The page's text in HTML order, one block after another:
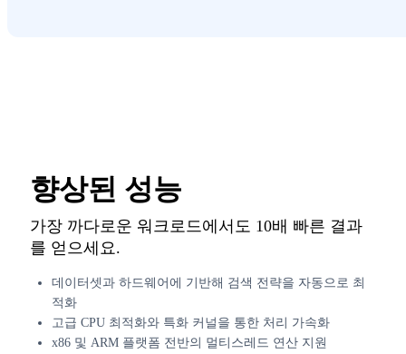
향상된 성능
가장 까다로운 워크로드에서도 10배 빠른 결과
를 얻으세요.
데이터셋과 하드웨어에 기반해 검색 전략을 자동으로 최
적화
고급 CPU 최적화와 특화 커널을 통한 처리 가속화
x86 및 ARM 플랫폼 전반의 멀티스레드 연산 지원